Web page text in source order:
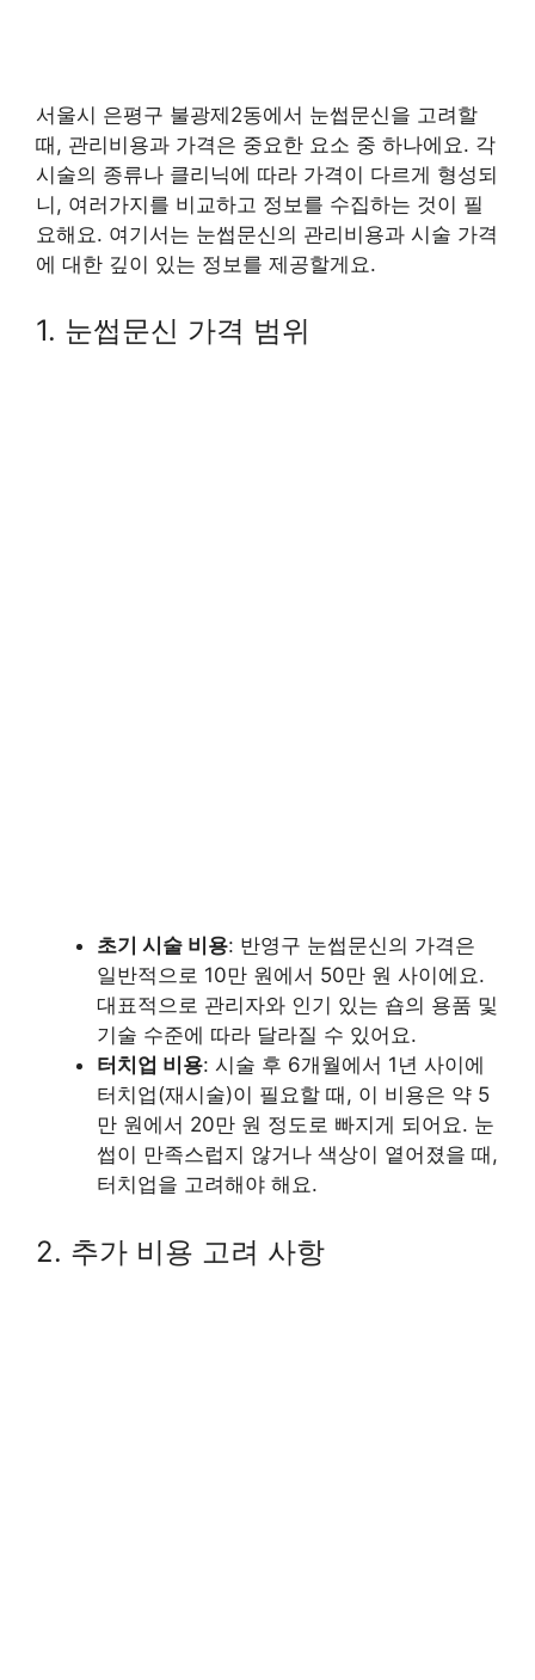
서울시 은평구 불광제2동에서 눈썹문신을 고려할
때, 관리비용과 가격은 중요한 요소 중 하나에요. 각
시술의 종류나 클리닉에 따라 가격이 다르게 형성되
니, 여러가지를 비교하고 정보를 수집하는 것이 필
요해요. 여기서는 눈썹문신의 관리비용과 시술 가격
에 대한 깊이 있는 정보를 제공할게요.
1. 눈썹문신 가격 범위
초기 시술 비용: 반영구 눈썹문신의 가격은
일반적으로 10만 원에서 50만 원 사이에요.
대표적으로 관리자와 인기 있는 숍의 용품 및
기술 수준에 따라 달라질 수 있어요.
터치업 비용: 시술 후 6개월에서 1년 사이에
터치업(재시술)이 필요할 때, 이 비용은 약 5
만 원에서 20만 원 정도로 빠지게 되어요. 눈
썹이 만족스럽지 않거나 색상이 옅어졌을 때,
터치업을 고려해야 해요.
2. 추가 비용 고려 사항